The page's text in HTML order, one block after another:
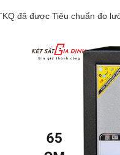
đã được Tiêu chuẩn đo